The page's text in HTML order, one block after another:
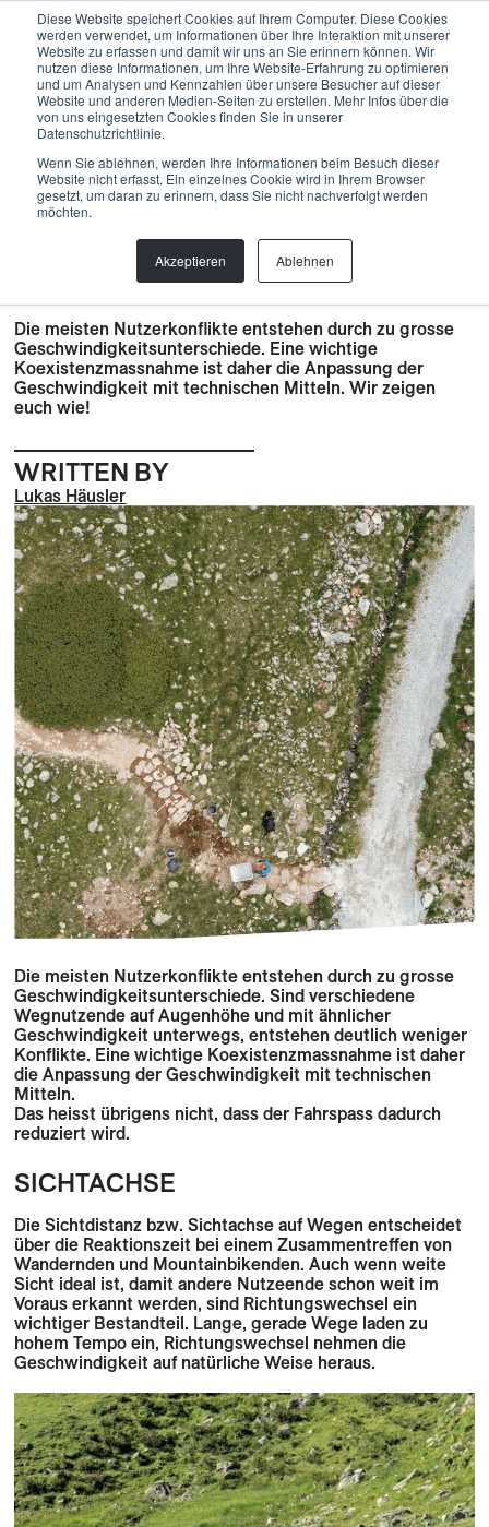
Diese Website speichert Cookies auf Ihrem Computer. Diese Cookies
werden verwendet, um Informationen über Ihre Interaktion mit unserer
Website zu erfassen und damit wir uns an Sie erinnern können. Wir
nutzen diese Informationen, um Ihre Website-Erfahrung zu optimieren
und um Analysen und Kennzahlen über unsere Besucher auf dieser
Website und anderen Medien-Seiten zu erstellen. Mehr Infos über die
von uns eingesetzten Cookies finden Sie in unserer
Datenschutzrichtlinie.
Wenn Sie ablehnen, werden Ihre Informationen beim Besuch dieser
Website nicht erfasst. Ein einzelnes Cookie wird in Ihrem Browser
gesetzt, um daran zu erinnern, dass Sie nicht nachverfolgt werden
möchten.
Akzeptieren Ablehnen
Menu
Back
Bau,Biketrails,BLOG
Wanderwege
GESCHWINDIGKEIT
REDUZIEREN – UNSERE A-
TEAM TIPPS FÜR DIE PRAXIS
IM TRAILBAU
Die meisten Nutzerkonflikte entstehen durch zu grosse
Geschwindigkeitsunterschiede. Eine wichtige
Koexistenzmassnahme ist daher die Anpassung der
Geschwindigkeit mit technischen Mitteln. Wir zeigen
euch wie!
WRITTEN BY
Lukas Häusler
Die meisten Nutzerkonflikte entstehen durch zu grosse
Geschwindigkeitsunterschiede. Sind verschiedene
Wegnutzende auf Augenhöhe und mit ähnlicher
Geschwindigkeit unterwegs, entstehen deutlich weniger
Konflikte. Eine wichtige Koexistenzmassnahme ist daher
die Anpassung der Geschwindigkeit mit technischen
Mitteln.
Das heisst übrigens nicht, dass der Fahrspass dadurch
reduziert wird.
SICHTACHSE
Die Sichtdistanz bzw. Sichtachse auf Wegen entscheidet
über die Reaktionszeit bei einem Zusammentreffen von
Wandernden und Mountainbikenden. Auch wenn weite
Sicht ideal ist, damit andere Nutzeende schon weit im
Voraus erkannt werden, sind Richtungswechsel ein
wichtiger Bestandteil. Lange, gerade Wege laden zu
hohem Tempo ein, Richtungswechsel nehmen die
Geschwindigkeit auf natürliche Weise heraus.